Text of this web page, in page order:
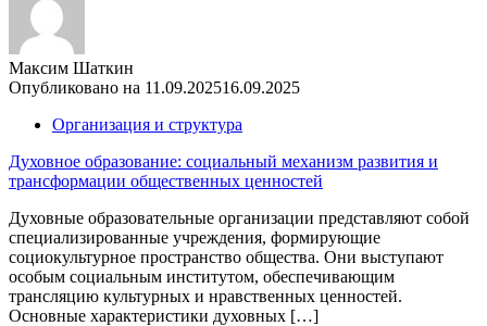
Максим Шаткин
Опубликовано на 11.09.202516.09.2025
Организация и структура
Духовное образование: социальный механизм развития и
трансформации общественных ценностей
Духовные образовательные организации представляют собой
специализированные учреждения, формирующие
социокультурное пространство общества. Они выступают
особым социальным институтом, обеспечивающим
трансляцию культурных и нравственных ценностей.
Основные характеристики духовных […]